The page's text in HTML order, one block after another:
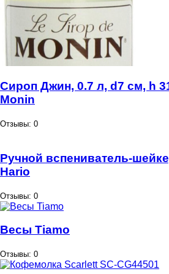
Сироп Джин, 0.7 л, d7 см, h
Monin
Отзывы: 0
Ручной вспениватель-
Hario
Отзывы: 0
Весы Tiamo
Отзывы: 0